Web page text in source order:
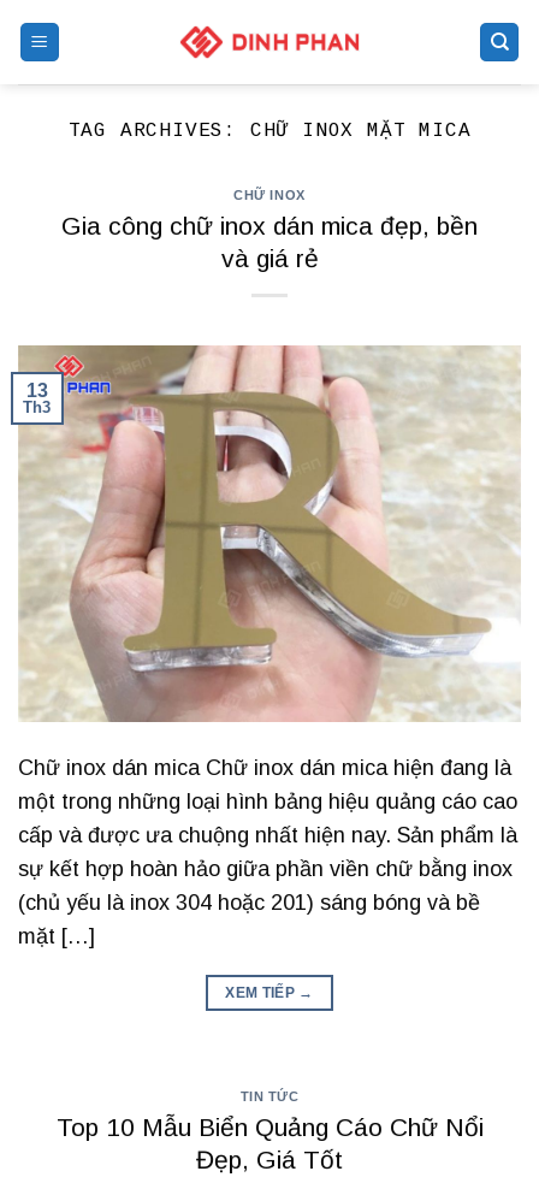
TAG ARCHIVES: CHỮ INOX MẶT MICA
CHỮ INOX
Gia công chữ inox dán mica đẹp, bền
và giá rẻ
13
Th3
Chữ inox dán mica Chữ inox dán mica hiện đang là
một trong những loại hình bảng hiệu quảng cáo cao
cấp và được ưa chuộng nhất hiện nay. Sản phẩm là
sự kết hợp hoàn hảo giữa phần viền chữ bằng inox
(chủ yếu là inox 304 hoặc 201) sáng bóng và bề
mặt […]
XEM TIẾP →
TIN TỨC
Top 10 Mẫu Biển Quảng Cáo Chữ Nổi
Đẹp, Giá Tốt